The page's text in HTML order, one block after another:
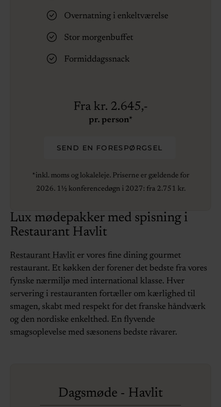
Overnatning i enkeltværelse
Stor morgenbuffet
Formiddagssnack
Fra kr. 2.645,-
pr. person*
SEND EN FORESPØRGSEL
*inkl. moms og lokaleleje. Priserne er gældende for
2026. 1½ konferencedøgn i 2027: fra 2.751 kr.
Lux mødepakker med spisning i
Restaurant Havlit
Restaurant Havlit er vores fine dining gourmet
restaurant. Et køkken der forener det bedste fra vores
fynske nærmiljø med international klasse. Hver
servering i restauranten fortæller om kærlighed til
smagen, skabt med respekt for det franske håndværk
og den nordiske enkelthed. En flyvende
smagsoplevelse med sæsonens bedste råvarer.
Dagsmøde - Havlit